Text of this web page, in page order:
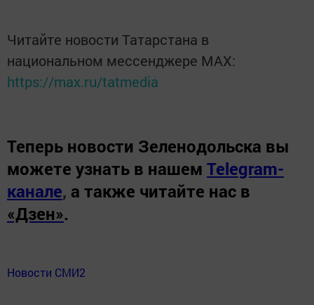
Читайте новости Татарстана в
национальном мессенджере MАХ:
https://max.ru/tatmedia
Теперь новости Зеленодольска вы
можете узнать в нашем Telegram-
канале, а также читайте нас в
«Дзен».
Новости СМИ2